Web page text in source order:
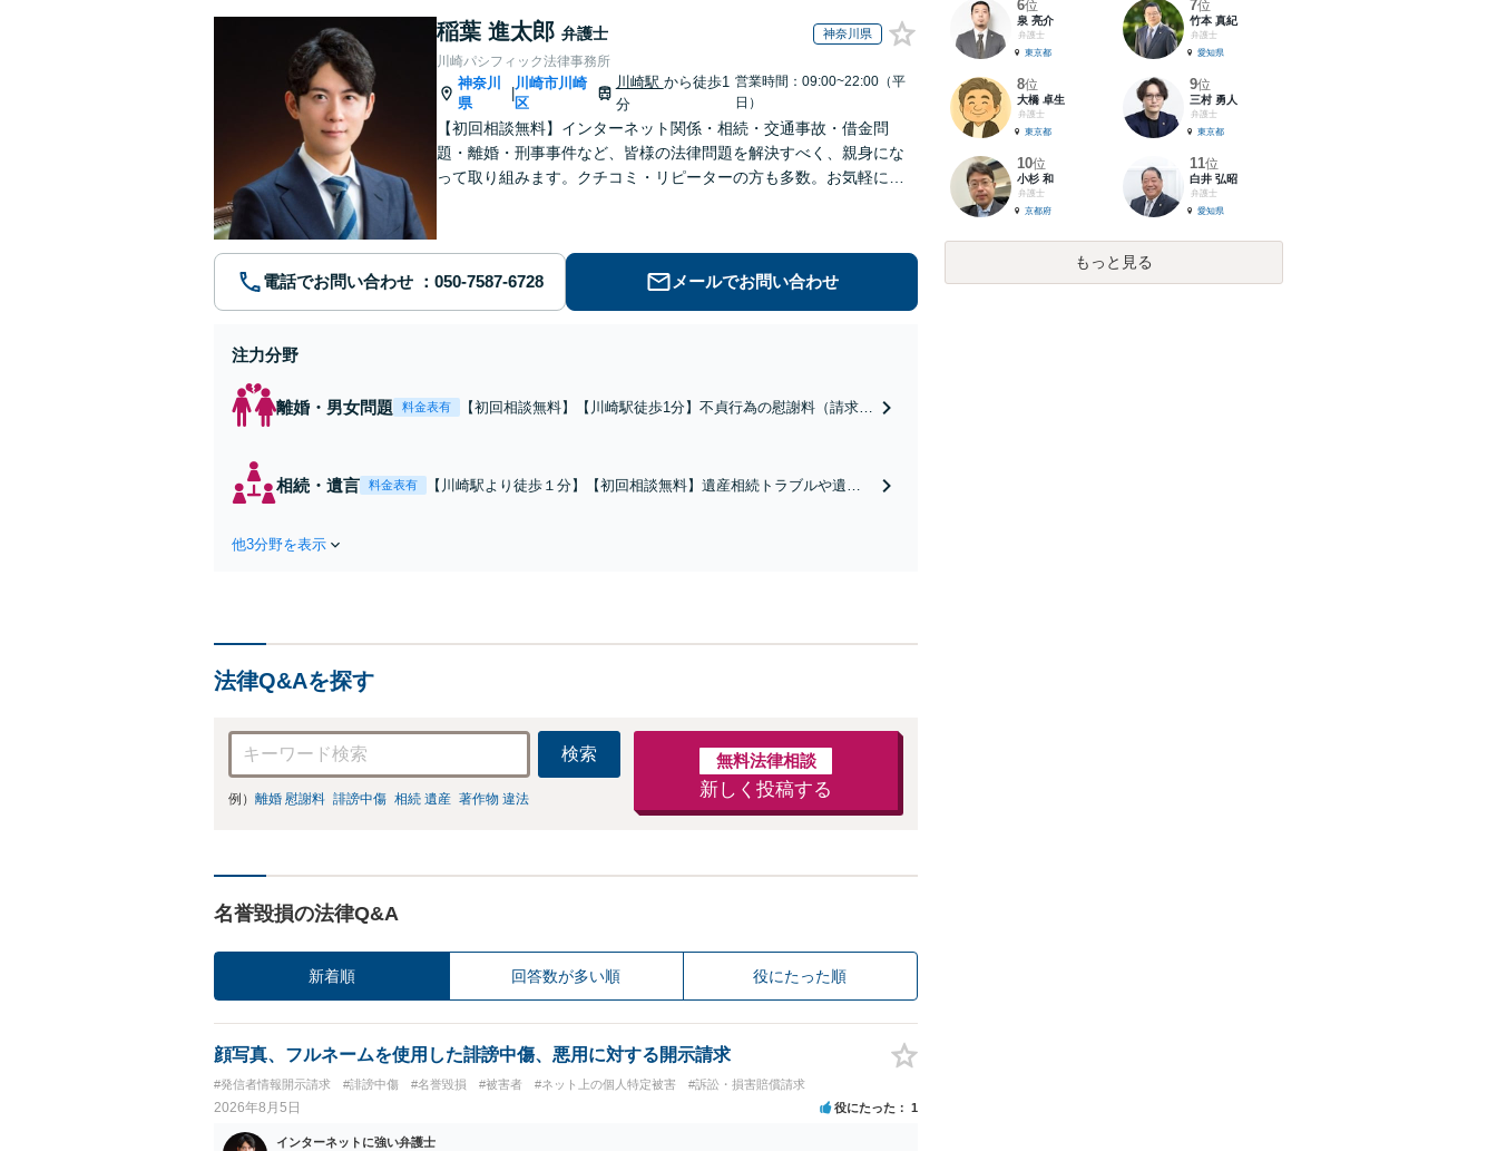
稲葉 進太郎 弁護士 神奈川県
川崎パシフィック法律事務所
神奈川
県
川崎市川崎
区
川崎駅 から徒歩1
分
営業時間：09:00~22:00（平
日）
【初回相談無料】インターネット関係・相続・交通事故・借金問
題・離婚・刑事事件など、皆様の法律問題を解決すべく、親身にな
って取り組みます。クチコミ・リピーターの方も多数。お気軽にお
電話でお問い合わせ メールでお問い合わせ
注力分野
離婚・男女問題 料金表有
【初回相談無料】【川崎駅徒歩1分】不貞行為の慰謝料（請求さ
ます。
相続・遺言 料金表有
【川崎駅より徒歩１分】【初回相談無料】遺産相続トラブルや遺言
他3分野を表示
法律Q&Aを探す
検索
例） 離婚 慰謝料 誹謗中傷 相続 遺産 著作物 違法
無料法律相談
新しく投稿する
名誉毀損の法律Q&A
新着順 回答数が多い順 役にたった順
顔写真、フルネームを使用した誹謗中傷、悪用に対する開示請求
#発信者情報開示請求 #誹謗中傷 #名誉毀損 #被害者 #ネット上の個人特定被害 #訴訟・損害賠償請求
2026年8月5日 役にたった 1
インターネットに強い弁護士
6位
泉 亮介
弁護士
東京都
7位
竹本 真紀
弁護士
愛知県
8位
大橋 卓生
弁護士
東京都
9位
三村 勇人
弁護士
東京都
10位
小杉 和
弁護士
京都府
11位
白井 弘昭
弁護士
愛知県
もっと見る